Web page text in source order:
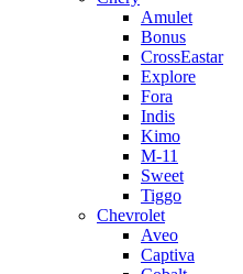
Amulet
Bonus
CrossEastar
Explore
Fora
Indis
Kimo
M-11
Sweet
Tiggo
Chevrolet
Aveo
Captiva